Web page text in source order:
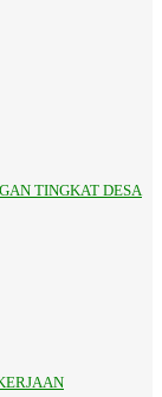
TINGKAT DESA